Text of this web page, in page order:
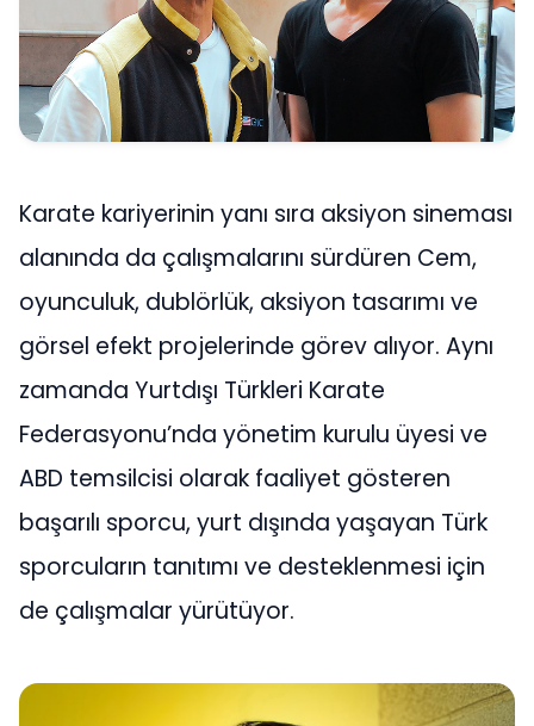
Karate kariyerinin yanı sıra aksiyon sineması
alanında da çalışmalarını sürdüren Cem,
oyunculuk, dublörlük, aksiyon tasarımı ve
görsel efekt projelerinde görev alıyor. Aynı
zamanda Yurtdışı Türkleri Karate
Federasyonu’nda yönetim kurulu üyesi ve
ABD temsilcisi olarak faaliyet gösteren
başarılı sporcu, yurt dışında yaşayan Türk
sporcuların tanıtımı ve desteklenmesi için
de çalışmalar yürütüyor.